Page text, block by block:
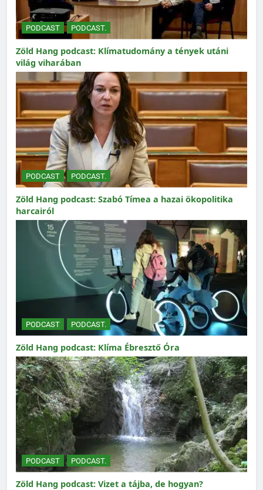
PODCAST PODCAST.
Zöld Hang podcast: Klímatudomány a tények utáni
világ viharában
PODCAST PODCAST.
Zöld Hang podcast: Szabó Tímea a hazai ökopolitika
harcairól
PODCAST PODCAST.
Zöld Hang podcast: Klíma Ébresztő Óra
PODCAST PODCAST.
Zöld Hang podcast: Vizet a tájba, de hogyan?